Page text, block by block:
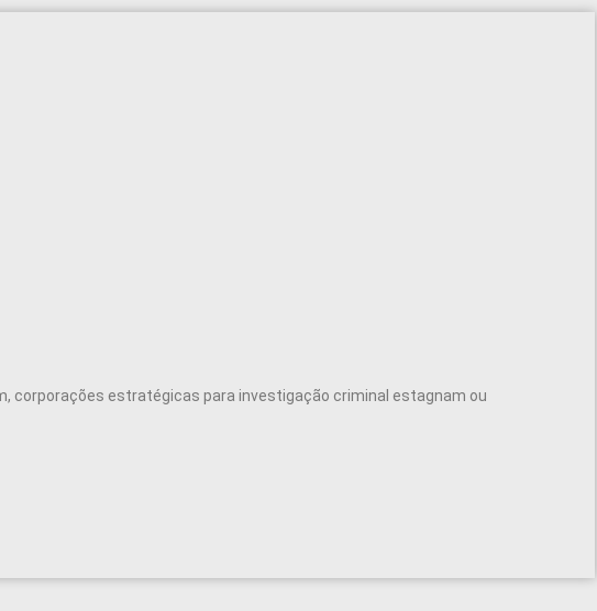
corporações estratégicas para investigação criminal estagnam ou